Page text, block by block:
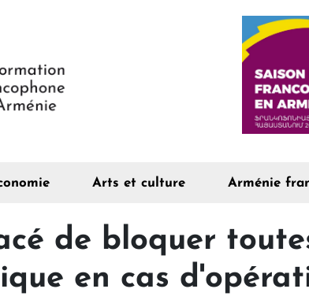
Arts et culture Arménie
de bloquer
en cas